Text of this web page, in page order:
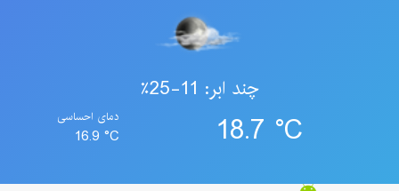
چند ابر: 11-25٪
18.7 °C دمای احساسی
16.9 °C